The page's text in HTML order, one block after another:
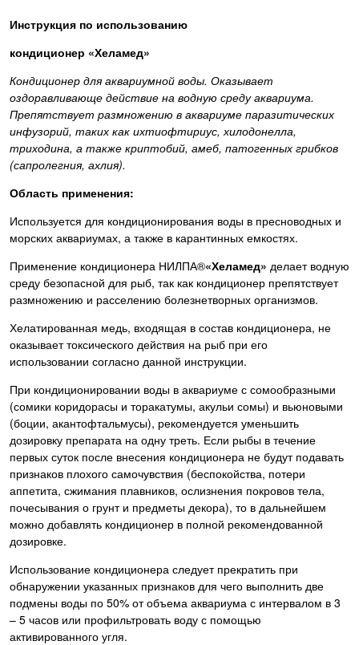
Инструкция по использованию
кондиционер «Хеламед»
Кондиционер для аквариумной воды. Оказывает
оздоравливающе действие на водную среду аквариума.
Препятствует размножению в аквариуме паразитических
инфузорий, таких как ихтиофтириус, хилодонелла,
триходина, а также криптобий, амеб, патогенных грибков
(сапролегния, ахлия).
Область применения:
Используется для кондиционирования воды в пресноводных и
морских аквариумах, а также в карантинных емкостях.
Применение кондиционера НИЛПА®«Хеламед» делает водную
среду безопасной для рыб, так как кондиционер препятствует
размножению и расселению болезнетворных организмов.
Хелатированная медь, входящая в состав кондиционера, не
оказывает токсического действия на рыб при его
использовании согласно данной инструкции.
При кондиционировании воды в аквариуме с сомообразными
(сомики коридорасы и торакатумы, акульи сомы) и вьюновыми
(боции, акантофтальмусы), рекомендуется уменьшить
дозировку препарата на одну треть. Если рыбы в течение
первых суток после внесения кондиционера не будут подавать
признаков плохого самочувствия (беспокойства, потери
аппетита, сжимания плавников, ослизнения покровов тела,
почесывания о грунт и предметы декора), то в дальнейшем
можно добавлять кондиционер в полной рекомендованной
дозировке.
Использование кондиционера следует прекратить при
обнаружении указанных признаков для чего выполнить две
подмены воды по 50% от объема аквариума с интервалом в 3
– 5 часов или профильтровать воду с помощью
активированного угля.